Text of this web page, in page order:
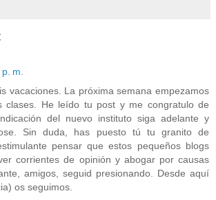
m.
vacaciones. La próxima semana empezamos
clases. He leído tu post y me congratulo de
del nuevo instituto siga adelante y
Sin duda, has puesto tú tu granito de
pensar que estos pequeños blogs
corrientes de opinión y abogar por causas
amigos, seguid presionando. Desde aquí
os seguimos.